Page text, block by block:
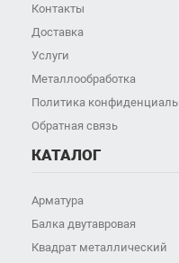
Контакты
Доставка
Услуги
Металлообработка
Политика
Обратная связь
КАТАЛОГ
Арматура
Балка двутавровая
Квадрат металлический